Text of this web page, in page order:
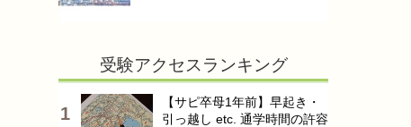
受験アクセスランキング
【サピ卒母1年前】早起き・
引っ越し etc. 通学時間の許容